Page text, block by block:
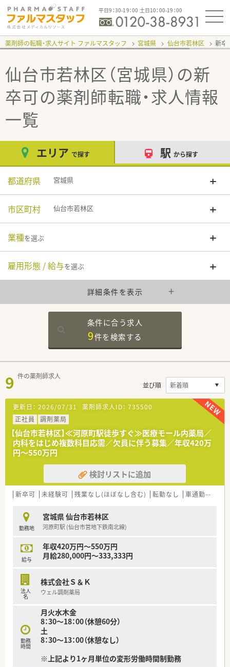
平日9：30-19：00 土日10：00-19：00
薬剤師の転職・求人サイト ファルマスタッフ 宮城県 仙台市若林区 新
仙台市若林区（宮城県）の新
卒可の薬剤師転職・求人情報
一覧
エリア で探す 駅 から探す
都道府県 宮城県
市区町村 仙台市若林区
業種を選ぶ
雇用形態 / 給与を選ぶ
詳細条件を表示
条件に合う求人
9件を検索する
9 件の薬剤師求人
並び順
更新日： 2026/07/31 薬剤師求人ID： 735500
正社員
調剤薬局
【仙台市若林区】≪河原町駅徒歩すぐ≫医療モール内薬局／
内科をはじめ複数科目応需／欠員に伴う募集／年収420万
円～550万円
検討リストに追加
新卒可 未経験可 残業なし(ほぼなし含む) 転勤なし 車通勤可
勤務地
宮城県 仙台市若林区
河原町駅 (仙台市営地下鉄南北線)
給与
年収420万円～550万円
月給280,000円～333,333円
法人
名
株式会社Ｓ＆Ｋ
ウェル調剤薬局
勤務
時間
月火水木金
8：30～18：00（休憩60分）
土
8：30～13：00（休憩なし）
※上記より1ヶ月単位の変形労働時間制勤務